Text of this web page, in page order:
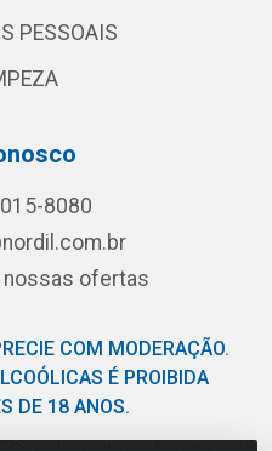
PESSOAIS
8080
nossas ofertas
COM MODERAÇÃO.
É PROIBIDA
DE 18 ANOS.